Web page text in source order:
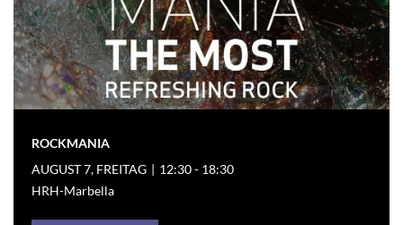
ROCKMANIA
AUGUST 7, FREITAG
12:30 - 18:30
HRH-Marbella